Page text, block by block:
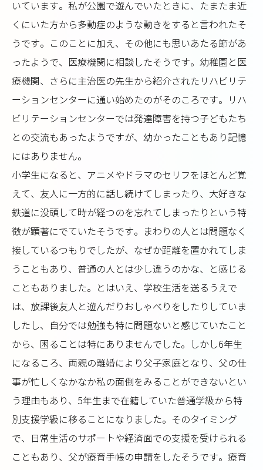
いています。私が公園で遊んでいたときに、たまたま近
くにいた方から多動症のような動きをすると言われたそ
うです。このことに加え、その他にも思いあたる節があ
ったようで、医療機関に相談したそうです。幼稚園と医
療機関、さらに主治医の先生から紹介されたリハビリテ
ーションセンターに通い始めたのがそのころです。リハ
ビリテーションセンターでは発達障害を持つ子どもたち
との交流もあったようですが、幼かったこともあり記憶
にはありません。
小学生になると、アニメやドラマのセリフをほとんど覚
えて、友人に一方的に話し続けてしまったり、大好きな
鉄道に没頭して時が経つのを忘れてしまったりという特
徴が顕著にでていたそうです。まわりの人とは問題なく
接しているつもりでしたが、なぜか距離を置かれてしま
うこともあり、普通の人とは少し違うのかな、と感じる
こともありました。とはいえ、学校生活を送るうえで
は、放課後友人と遊んだりおしゃべりをしたりしていま
したし、自分では勉強も特に問題ないと感じていたこと
から、困ることは特にありませんでした。しかし6年生
になるころ、両親の離婚により父子家庭となり、父の仕
事が忙しくなかなか私の面倒をみることができないとい
う理由もあり、5年生まで在籍していた普通学級から特
別支援学級に移ることになりました。そのタイミング
で、日常生活のサポートや経済面での支援を受けられる
こともあり、父が療育手帳の申請をしたそうです。療育